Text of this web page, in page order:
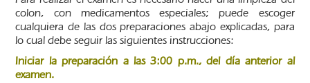
colon, con medicamentos especiales; puede escoger
cualquiera de las dos preparaciones abajo explicadas, para
lo cual debe seguir las siguientes instrucciones:
Iniciar la preparación a las 3:00 p.m., del día anterior al
examen.